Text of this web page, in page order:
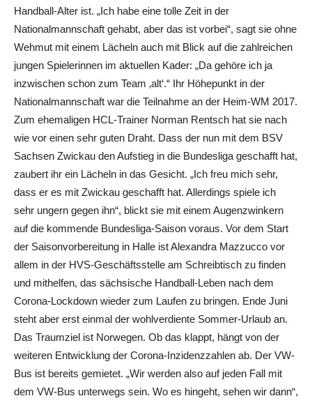
Handball-Alter ist. „Ich habe eine tolle Zeit in der
Nationalmannschaft gehabt, aber das ist vorbei“, sagt sie ohne
Wehmut mit einem Lächeln auch mit Blick auf die zahlreichen
jungen Spielerinnen im aktuellen Kader: „Da gehöre ich ja
inzwischen schon zum Team ‚alt‘.“ Ihr Höhepunkt in der
Nationalmannschaft war die Teilnahme an der Heim-WM 2017.
Zum ehemaligen HCL-Trainer Norman Rentsch hat sie nach
wie vor einen sehr guten Draht. Dass der nun mit dem BSV
Sachsen Zwickau den Aufstieg in die Bundesliga geschafft hat,
zaubert ihr ein Lächeln in das Gesicht. „Ich freu mich sehr,
dass er es mit Zwickau geschafft hat. Allerdings spiele ich
sehr ungern gegen ihn“, blickt sie mit einem Augenzwinkern
auf die kommende Bundesliga-Saison voraus. Vor dem Start
der Saisonvorbereitung in Halle ist Alexandra Mazzucco vor
allem in der HVS-Geschäftsstelle am Schreibtisch zu finden
und mithelfen, das sächsische Handball-Leben nach dem
Corona-Lockdown wieder zum Laufen zu bringen. Ende Juni
steht aber erst einmal der wohlverdiente Sommer-Urlaub an.
Das Traumziel ist Norwegen. Ob das klappt, hängt von der
weiteren Entwicklung der Corona-Inzidenzzahlen ab. Der VW-
Bus ist bereits gemietet. „Wir werden also auf jeden Fall mit
dem VW-Bus unterwegs sein. Wo es hingeht, sehen wir dann“,